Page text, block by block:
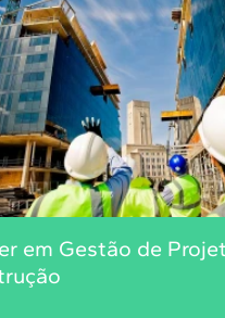
em Gestão de